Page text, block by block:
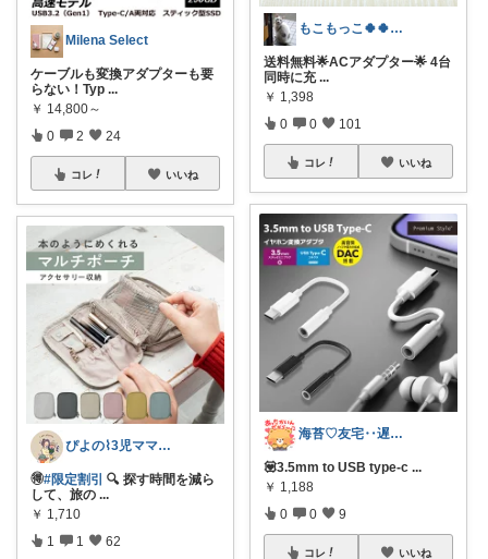
Milena Select
ケーブルも変換アダプターも要
らない！Typ ...
￥ 14,800～
0 2 24
コレ いいね
ぴよの⌇3児ママのゆる痩せ美容
🉐#限定割引 🔍 探す時間を減ら
して、旅の ...
￥ 1,710
1 1 62
もこもっこ🍀🍀🍀🍀🍀🍀🍀
送料無料🌟ACアダプター🌟 4台
同時に充 ...
￥ 1,398
0 0 101
コレ いいね
海苔♡友宅‥遅い〜待ってて◍′◡′◍ꕤ❤
💟3.5mm to USB type-c ...
￥ 1,188
0 0 9
コレ いいね